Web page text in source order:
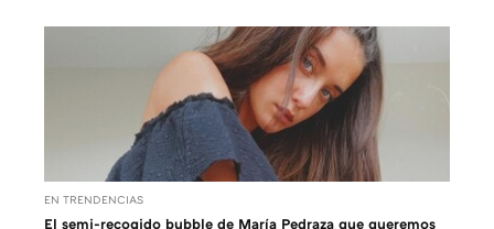
EN TRENDENCIAS
El semi-recogido bubble de María Pedraza que queremos